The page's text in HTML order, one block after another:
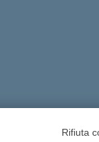
Rifiuta